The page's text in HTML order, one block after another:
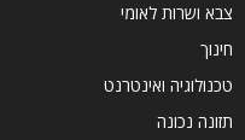
צבא ושרות לאומי
חינוך
טכנולוגיה ואינטרנט
תזונה נכונה